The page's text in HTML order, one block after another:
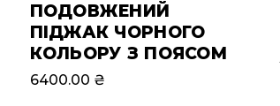
ПОДОВЖЕНИЙ
ПІДЖАК ЧОРНОГО
КОЛЬОРУ З ПОЯСОМ
6400.00 ₴